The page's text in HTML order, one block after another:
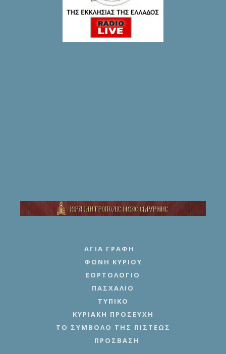
ΑΓΊΑ ΓΡΑΦΉ
ΦΩΝΉ ΚΥΡΊΟΥ
ΕΟΡΤΟΛΌΓΙΟ
ΠΑΣΧΆΛΙΟ
ΤΥΠΙΚΌ
ΚΥΡΙΑΚΉ ΠΡΟΣΕΥΧΉ
ΤΟ ΣΎΜΒΟΛΟ ΤΗΣ ΠΊΣΤΕΩΣ
ΠΡΌΣΒΑΣΗ